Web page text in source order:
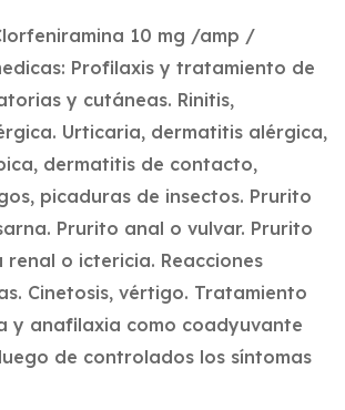
10 mg /amp /
Profilaxis y tratamiento de
y cutáneas. Rinitis,
Urticaria, dermatitis alérgica,
dermatitis de contacto,
picaduras de insectos. Prurito
Prurito anal o vulvar. Prurito
renal o ictericia. Reacciones
Cinetosis, vértigo. Tratamiento
y anafilaxia como coadyuvante
de controlados los síntomas